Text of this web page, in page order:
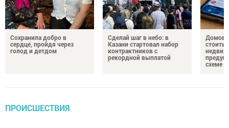
Сохранила добро в
сердце, пройдя через
голод и детдом
Сделай шаг в небо: в
Казани стартовал набор
контрактников с
рекордной выплатой
стоить
схеме
ПРОИСШЕСТВИЯ